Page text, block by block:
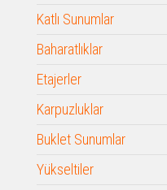
Katlı Sunumlar
Baharatlıklar
Etajerler
Karpuzluklar
Buklet Sunumlar
Yükseltiler